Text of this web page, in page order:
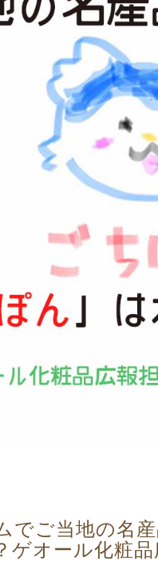
でご当地の名
ゲオール化粧